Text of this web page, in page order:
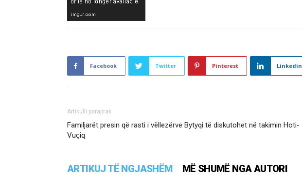
Facebook Twitter Pinterest Linkedin
Artikulli paraprak
Familjarët presin që rasti i vëllezërve Bytyqi të diskutohet në takimin Hoti-
Vuçiq
ARTIKUJ TË NGJASHËM MË SHUMË NGA AUTORI